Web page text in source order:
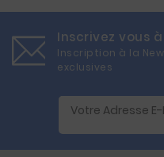
Inscrivez vous
Inscription à la
exclusives